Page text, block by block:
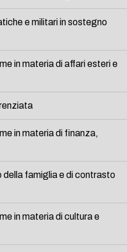
e militari in sostegno
in materia di affari esteri e
in materia di finanza,
famiglia e di contrasto
in materia di cultura e